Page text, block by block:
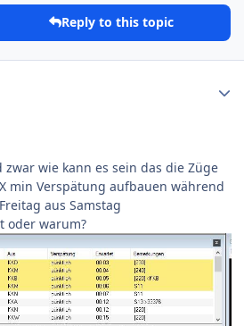
Reply to this topic
wie kann es sein das die Züge
min Verspätung aufbauen während
aus Samstag
oder warum?